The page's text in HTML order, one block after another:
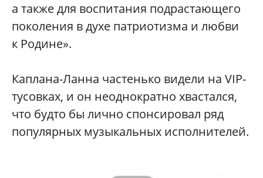
а также для воспитания подрастающего
поколения в духе патриотизма и любви
к Родине».
Каплана-Ланна частенько видели на VIP-
тусовках, и он неоднократно хвастался,
что будто бы лично спонсировал ряд
популярных музыкальных исполнителей.